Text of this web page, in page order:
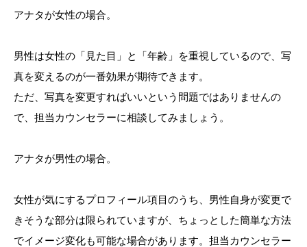
アナタが女性の場合。
男性は女性の「見た目」と「年齢」を重視しているので、写
真を変えるのが一番効果が期待できます。
ただ、写真を変更すればいいという問題ではありませんの
で、担当カウンセラーに相談してみましょう。
アナタが男性の場合。
女性が気にするプロフィール項目のうち、男性自身が変更で
きそうな部分は限られていますが、ちょっとした簡単な方法
でイメージ変化も可能な場合があります。担当カウンセラー